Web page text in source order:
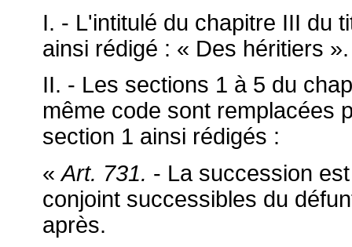
I. - L'intitulé du chapitre III du
ainsi rédigé : « Des héritiers ».
II. - Les sections 1 à 5 du
même code sont remplacées
section 1 ainsi rédigés :
«Art. 731. - La succession
conjoint successibles du
après.